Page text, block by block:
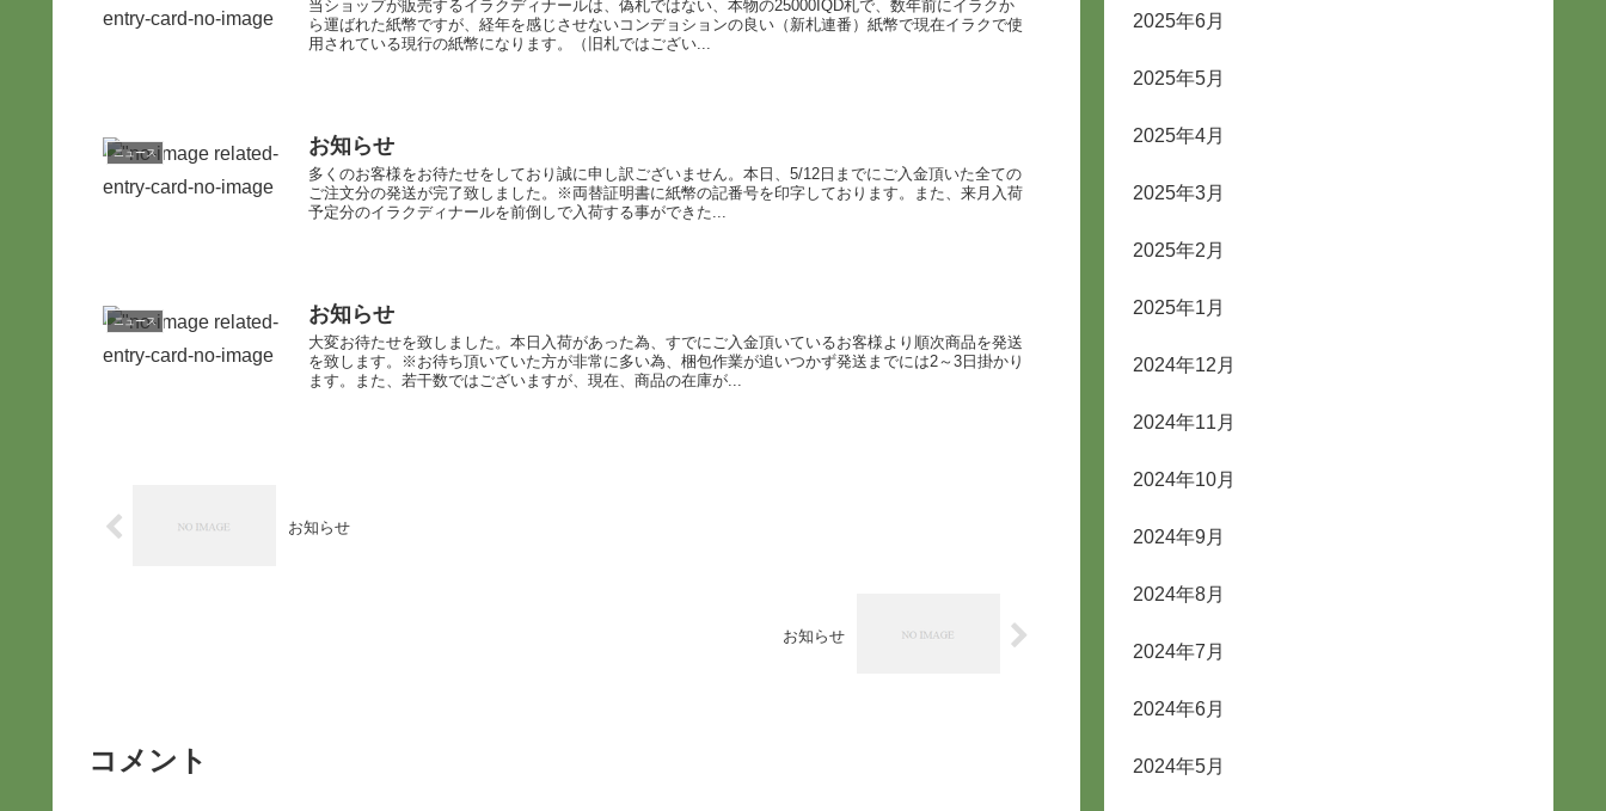
当ショップが販売するイラクディナールは、偽札ではない、本物の25000IQD札で、数年前にイラクか
ら運ばれた紙幣ですが、経年を感じさせないコンデョションの良い（新札連番）紙幣で現在イラクで使
用されている現行の紙幣になります。（旧札ではござい...
ニュース お知らせ
多くのお客様をお待たせをしており誠に申し訳ございません。本日、5/12日までにご入金頂いた全ての
ご注文分の発送が完了致しました。※両替証明書に紙幣の記番号を印字しております。また、来月入荷
予定分のイラクディナールを前倒しで入荷する事ができた...
ニュース お知らせ
大変お待たせを致しました。本日入荷があった為、すでにご入金頂いているお客様より順次商品を発送
を致します。※お待ち頂いていた方が非常に多い為、梱包作業が追いつかず発送までには2～3日掛かり
ます。また、若干数ではございますが、現在、商品の在庫が...
お知らせ
お知らせ
コメント
2025年6月
2025年5月
2025年4月
2025年3月
2025年2月
2025年1月
2024年12月
2024年11月
2024年10月
2024年9月
2024年8月
2024年7月
2024年6月
2024年5月